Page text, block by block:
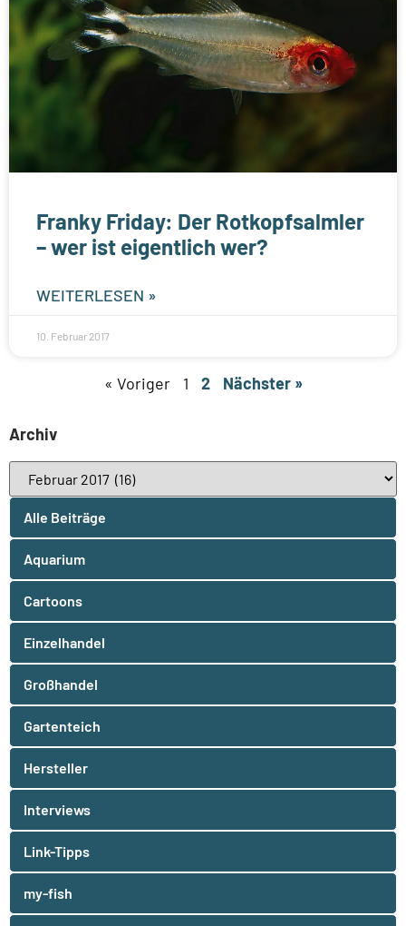
Franky Friday: Der Rotkopfsalmler
– wer ist eigentlich wer?
WEITERLESEN »
10. Februar 2017
« Voriger 1 2 Nächster »
Archiv
Alle Beiträge
Aquarium
Cartoons
Einzelhandel
Großhandel
Gartenteich
Hersteller
Interviews
Link-Tipps
my-fish